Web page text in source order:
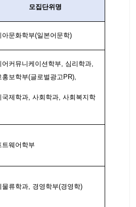
모집단위명
아문화학부(일본어문학)
어커뮤니케이션학부, 심리학과,
홍보학부(글로벌광고PR),
국제학과, 사회학과, 사회복지학
트웨어학부
물류학과, 경영학부(경영학)